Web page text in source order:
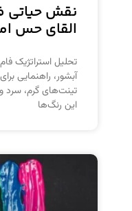
نقش حیاتی
القای حس
تحلیل استراتژیک
آبشور، راهنمایی
تینت‌های گرم، سرد
این رنگ‌ها